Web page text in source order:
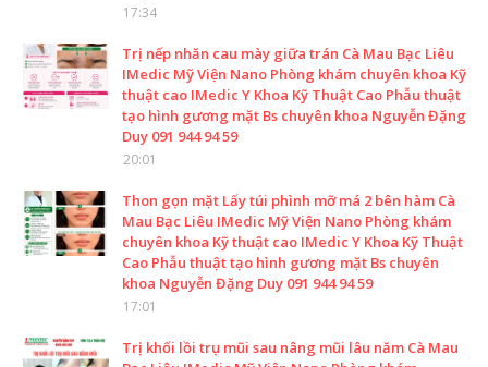
17:34
Trị nếp nhăn cau mày giữa trán Cà Mau Bạc Liêu
IMedic Mỹ Viện Nano Phòng khám chuyên khoa Kỹ
thuật cao IMedic Y Khoa Kỹ Thuật Cao Phẫu thuật
tạo hình gương mặt Bs chuyên khoa Nguyễn Đặng
Duy 091 944 94 59
20:01
Thon gọn mặt Lấy túi phình mỡ má 2 bên hàm Cà
Mau Bạc Liêu IMedic Mỹ Viện Nano Phòng khám
chuyên khoa Kỹ thuật cao IMedic Y Khoa Kỹ Thuật
Cao Phẫu thuật tạo hình gương mặt Bs chuyên
khoa Nguyễn Đặng Duy 091 944 94 59
17:01
Trị khối lồi trụ mũi sau nâng mũi lâu năm Cà Mau